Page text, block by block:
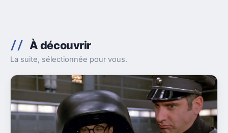
À découvrir
La suite, sélectionnée pour vous.